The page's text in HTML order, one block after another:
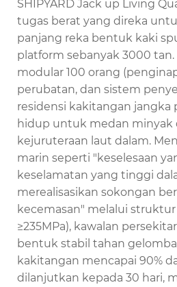
SHIPYARD Jack up Living
tugas berat yang direka
panjang reka bentuk kaki
platform sebanyak 3000
modular 100 orang
perubatan, dan sistem
residensi kakitangan jangka
hidup untuk medan minyak
kejuruteraan laut dalam.
marin seperti "keselesaan
keselamatan yang tinggi
merealisasikan sokongan
kecemasan" melalui
≥235MPa), kawalan
bentuk stabil tahan
kakitangan mencapai 90%
dilanjutkan kepada 30 hari,